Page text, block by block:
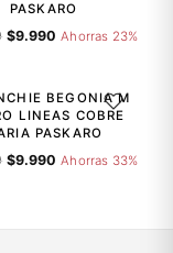
PASKARO
El
era:
$12.990.
$9.990
El
es:
$9.990.
Ahorras 23%
DE DESEOSAGREGAR
BEGONIA M
LINEAS COBRE
PASKARO
El
$9.990
El Ahorras 33%